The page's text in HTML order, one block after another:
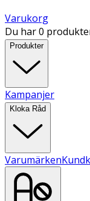
Varukorg
Du har 0
Produkter
Kampanjer
Kloka Råd
Varumärken